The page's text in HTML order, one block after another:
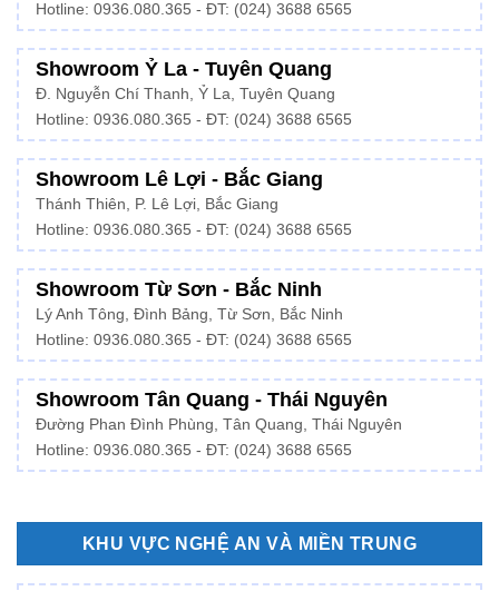
Hotline: 0936.080.365 - ĐT: (024) 3688 6565
Showroom Ỷ La - Tuyên Quang
Đ. Nguyễn Chí Thanh, Ỷ La, Tuyên Quang
Hotline: 0936.080.365 - ĐT: (024) 3688 6565
Showroom Lê Lợi - Bắc Giang
Thánh Thiên, P. Lê Lợi, Bắc Giang
Hotline: 0936.080.365 - ĐT: (024) 3688 6565
Showroom Từ Sơn - Bắc Ninh
Lý Anh Tông, Đình Bảng, Từ Sơn, Bắc Ninh
Hotline: 0936.080.365 - ĐT: (024) 3688 6565
Showroom Tân Quang - Thái Nguyên
Đường Phan Đình Phùng, Tân Quang, Thái Nguyên
Hotline: 0936.080.365 - ĐT: (024) 3688 6565
KHU VỰC NGHỆ AN VÀ MIỀN TRUNG